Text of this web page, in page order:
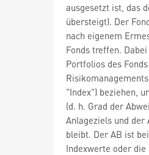
ausgesetzt ist, das
übersteigt). Der
nach eigenem
Fonds treffen.
Portfolios des
"Index") beziehen,
(d. h. Grad der
Anlageziels und der
bleibt. Der AB ist
Indexwerte oder die